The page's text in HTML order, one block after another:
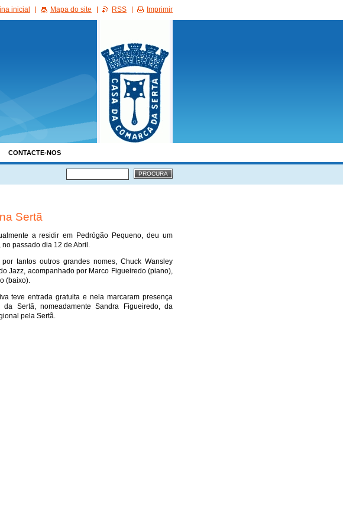
CONTACTE-NOS
Sertã
a residir em Pedrógão Pequeno, deu um
passado dia 12 de Abril.
tantos outros grandes nomes, Chuck Wansley
Jazz, acompanhado por Marco Figueiredo (piano),
(baixo).
teve entrada gratuita e nela marcaram presença
Sertã, nomeadamente Sandra Figueiredo, da
pela Sertã.
inicial Mapa do site RSS Imprimir